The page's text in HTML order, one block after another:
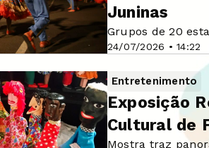
24/07/2026 • 14:22
Juninas
Grupos de 20
Entretenimento
Exposição
Cultural de
Mostra traz